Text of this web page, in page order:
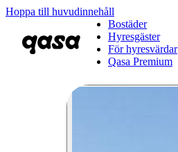
Hoppa till huvudinnehåll
Bostäder
Hyresgäster
För hyresvärdar
Qasa Premium